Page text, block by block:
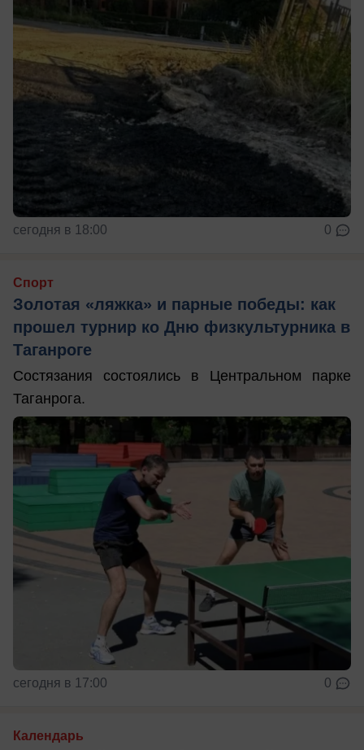
сегодня в 18:00 0
Спорт
Золотая «ляжка» и парные победы: как
прошел турнир ко Дню физкультурника в
Таганроге
Состязания состоялись в Центральном парке
Таганрога.
сегодня в 17:00 0
Календарь